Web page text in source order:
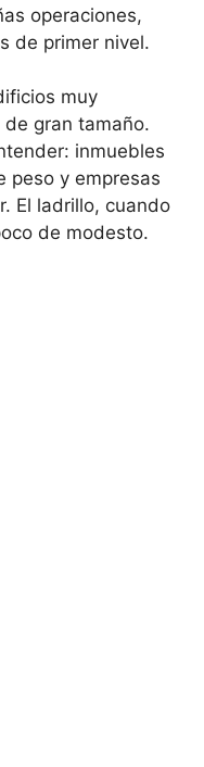
operaciones,
de primer nivel.
muy
gran tamaño.
inmuebles
peso y empresas
El ladrillo, cuando
de modesto.